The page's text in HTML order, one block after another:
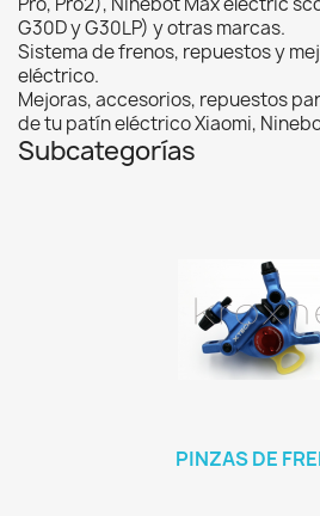
G30D y G30LP) y otras marcas.
Sistema de frenos, repuestos y
eléctrico.
Mejoras, accesorios, repuestos
de tu patín eléctrico Xiaomi,
Subcategorías
PINZAS DE